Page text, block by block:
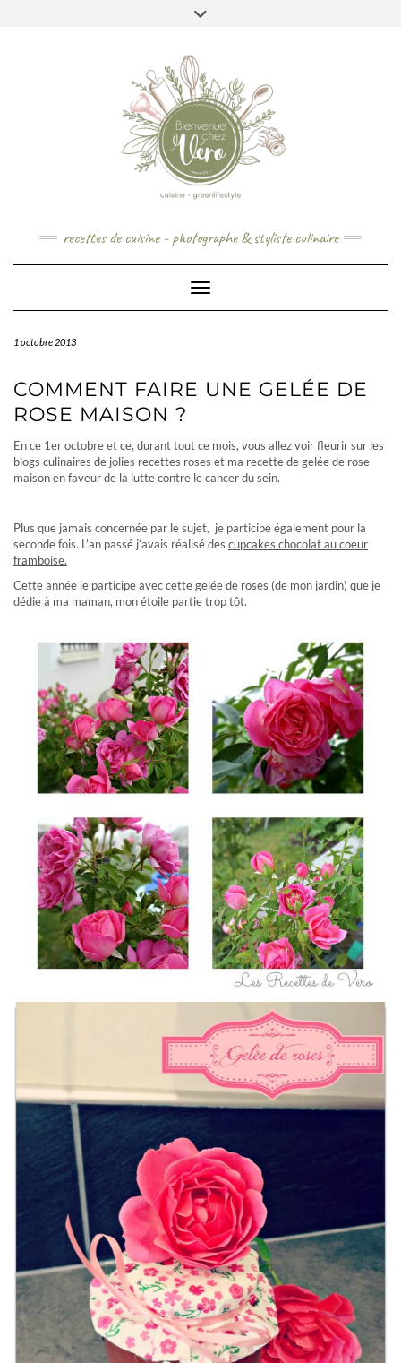
recettes de cuisine - photographe & styliste culinaire
Toggle Navigation
1 octobre 2013
COMMENT FAIRE UNE GELÉE DE
ROSE MAISON ?
En ce 1er octobre et ce, durant tout ce mois, vous allez voir fleurir sur les
blogs culinaires de jolies recettes roses et ma recette de gelée de rose
maison en faveur de la lutte contre le cancer du sein.
Plus que jamais concernée par le sujet, je participe également pour la
seconde fois. L’an passé j’avais réalisé des cupcakes chocolat au coeur
framboise.
Cette année je participe avec cette gelée de roses (de mon jardin) que je
dédie à ma maman, mon étoile partie trop tôt.